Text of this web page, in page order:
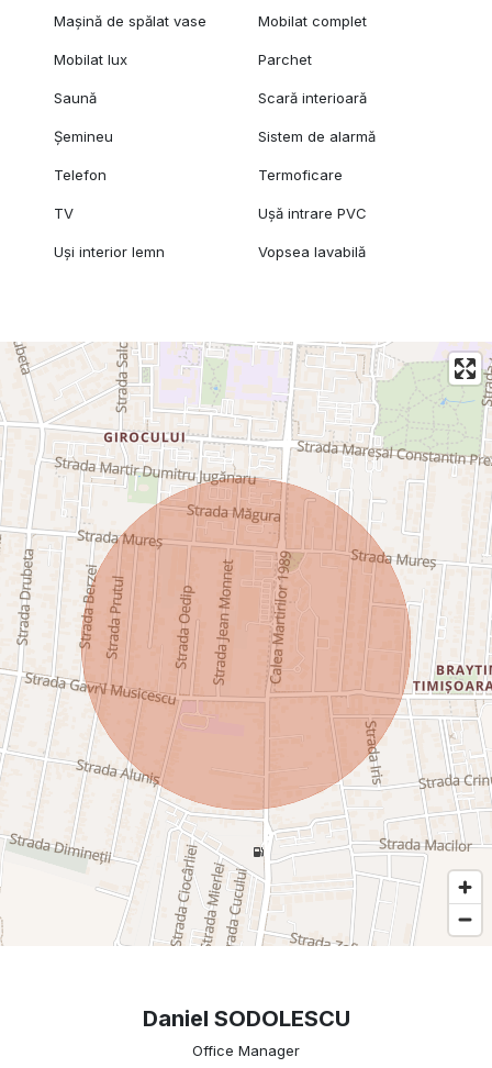
Mașină de spălat vase Mobilat complet
Mobilat lux Parchet
Saună Scară interioară
Șemineu Sistem de alarmă
Telefon Termoficare
TV Ușă intrare PVC
Uși interior lemn Vopsea lavabilă
Daniel SODOLESCU
Office Manager